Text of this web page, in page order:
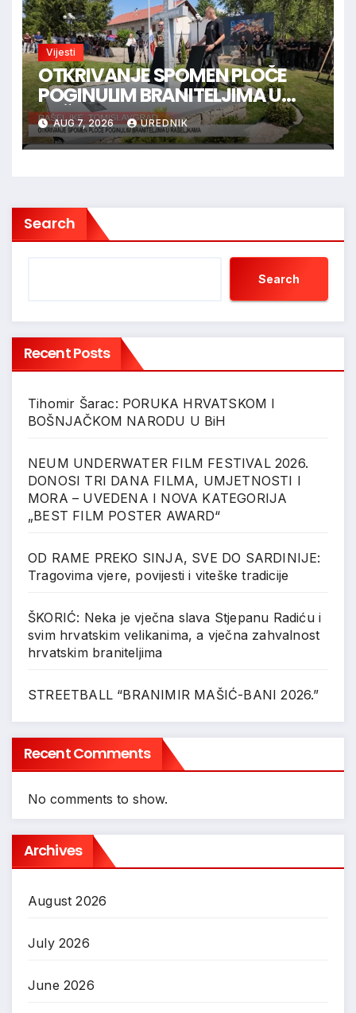
Vijesti
OTKRIVANJE SPOMEN PLOČE
POGINULIM BRANITELJIMA U
RAŠELJKAMA
AUG 7, 2026 UREDNIK
Search
Search
Recent Posts
Tihomir Šarac: PORUKA HRVATSKOM I
BOŠNJAČKOM NARODU U BiH
NEUM UNDERWATER FILM FESTIVAL 2026.
DONOSI TRI DANA FILMA, UMJETNOSTI I
MORA – UVEDENA I NOVA KATEGORIJA
„BEST FILM POSTER AWARD“
OD RAME PREKO SINJA, SVE DO SARDINIJE:
Tragovima vjere, povijesti i viteške tradicije
ŠKORIĆ: Neka je vječna slava Stjepanu Radiću i
svim hrvatskim velikanima, a vječna zahvalnost
hrvatskim braniteljima
STREETBALL “BRANIMIR MAŠIĆ-BANI 2026.”
Recent Comments
No comments to show.
Archives
August 2026
July 2026
June 2026